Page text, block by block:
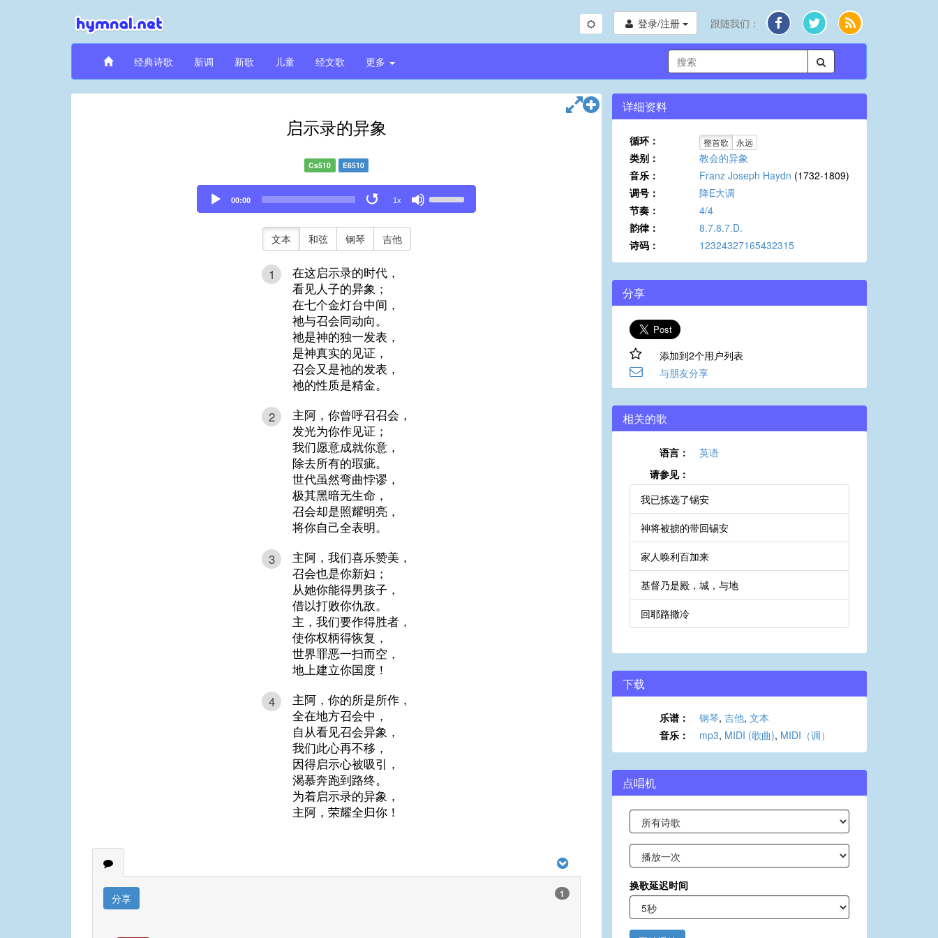
登录/注册 跟随我们：
经典诗歌 新调 新歌 儿童 经文歌 更多
启示录的异象
Cs510 E6510
Audio
Player
00:00 1x
Up/Down
文本 和弦 钢琴 吉他
1
在这启示录的时代，
看见人子的异象；
在七个金灯台中间，
祂与召会同动向。
祂是神的独一发表，
是神真实的见证，
召会又是祂的发表，
祂的性质是精金。
2
主阿，你曾呼召召会，
发光为你作见证；
我们愿意成就你意，
除去所有的瑕疵。
世代虽然弯曲悖谬，
极其黑暗无生命，
召会却是照耀明亮，
将你自己全表明。
3
主阿，我们喜乐赞美，
召会也是你新妇；
从她你能得男孩子，
借以打败你仇敌。
主，我们要作得胜者，
使你权柄得恢复，
世界罪恶一扫而空，
地上建立你国度！
4
主阿，你的所是所作，
全在地方召会中，
自从看见召会异象，
我们此心再不移，
因得启示心被吸引，
渴慕奔跑到路终。
为着启示录的异象，
主阿，荣耀全归你！
分享 1
详细资料
循环： 整首歌 永远
类别：
教会的异象
音乐：
Franz Joseph Haydn (1732-1809)
调号：
降E大调
节奏：
4/4
韵律：
8.7.8.7.D.
诗码：
12324327165432315
分享
添加到2个用户列表
与朋友分享
相关的歌
语言：
英语
请参见：
我已拣选了锡安
神将被掳的带回锡安
家人唤利百加来
基督乃是殿，城，与地
回耶路撒冷
下载
乐谱： 钢琴, 吉他, 文本
音乐：
mp3, MIDI (歌曲), MIDI（调）
点唱机
换歌延迟时间